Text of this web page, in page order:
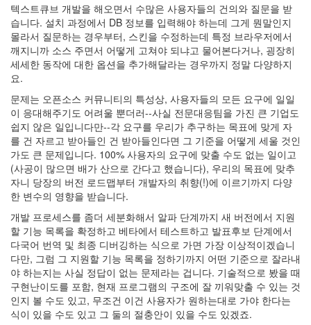
텍스트큐브 개발을 해오면서 수많은 사용자들의 건의와 질문을 받
습니다. 설치 과정에서 DB 정보를 입력해야 하는데 그게 뭔말인지
몰라서 질문하는 경우부터, 스킨을 수정하는데 특정 브라우저에서
깨지니까 소스 주면서 어떻게 고쳐야 되냐고 물어본다거나, 굉장히
세세한 동작에 대한 옵션을 추가해달라는 경우까지 정말 다양하지
요.
문제는 오픈소스 커뮤니티의 특성상, 사용자들의 모든 요구에 일일
이 응대해주기도 어려울 뿐더러--사실 전문대응팀을 가진 큰 기업도
쉽지 않은 일입니다만--각 요구를 우리가 추구하는 목표에 맞게 자
를 건 자르고 받아들인 건 받아들인다면 그 기준을 어떻게 세울 것인
가도 큰 문제입니다. 100% 사용자의 요구에 맞출 수도 없는 일이고
(사공이 많으면 배가 산으로 간다고 했습니다), 우리의 목표에 맞추
자니 당장의 버전 로드맵부터 개발자의 취향(!)에 이르기까지 다양
한 변수의 영향을 받습니다.
개발 프로세스를 좀더 세분화해서 알파 단계까지 새 버전에서 지원
할 기능 목록을 확정하고 베타에서 테스트하고 발표후보 단계에서
다국어 번역 및 최종 디버깅하는 식으로 가면 가장 이상적이겠습니
다만, 그럼 그 지원할 기능 목록을 정하기까지 어떤 기준으로 잘라내
야 하는지는 사실 정답이 없는 문제라는 겁니다. 기술적으로 봤을 때
구현난이도를 포함, 현재 프로그램의 구조에 잘 끼워맞출 수 있는 것
인지 볼 수도 있고, 무조건 이건 사용자가 원하는대로 가야 한다는
식이 있을 수도 있고 그 둘의 절충안이 있을 수도 있겠죠.